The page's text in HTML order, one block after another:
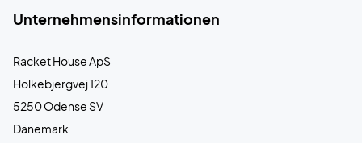
Unternehmensinformationen
Racket House ApS
Holkebjergvej 120
5250 Odense SV
Dänemark